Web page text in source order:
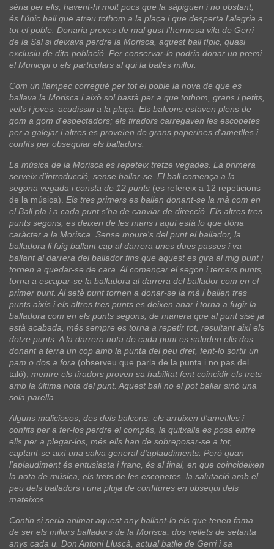
sèria per ells, havent-hi molt pocs que la sàpiguen i no obstant,
és l'únic ball que atreu tothom a la plaça i que desperta l'alegria a
tot el poble. Donaria proves de mal gust l'hermosa vila de Gerri
de la Sal si deixava perdre la Morisca, aquest ball típic, quasi
exclusiu de dita població. Per conservar-lo podria donar un premi
el Municipi o els particulars al qui la ballés millor.
Com un llampec corregué per tot el poble la nova de que es
ballava la Morisca i això sol bastà per a que tothom, grans i petits,
vells i joves, acudissin a la plaça. Els balcons estaven plens de
gom a gom d'espectadors; els tiradors carregaven les escopetes
per a galejar i altres es proveïen de grans paperines d'ametlles i
confits per obsequiar els balladors.
La música de la Morisca es repeteix tretze vegades. La primera
serveix d'introducció, sense ballar-se. El ball comença a la
segona vegada i consta de 12 punts (es refereix a 12 repeticions
de la música). Els tres primers es ballen donant-se la mà com en
el Ball pla i a cada punt s'ha de canviar de direcció. Els altres tres
punts segons, es deixen de les mans i aquí està lo que dóna
caràcter a la Morisca. Sense moure's del punt el ballador, la
balladora li fuig ballant cap al darrera unes dues passes i va
ballant al darrera del ballador fins que aquest es gira al mig punt i
tornen a quedar-se de cara. Al començar el segon i tercers punts,
torna a escapar-se la balladora al darrera del ballador com en el
primer punt. Al setè punt tornen a donar-se la mà i ballen tres
punts aixís i els altres tres punts es deixen anar i torna a fugir la
balladora com en els punts segons, de manera que al punt sisé ja
està acabada, més sempre es torna a repetir tot, resultant així els
dotze punts. A la darrera nota de cada punt es saluden ells dos,
donant a terra un cop amb la punta del peu dret, fent-lo sortir un
pam o dos a fora (observeu que parla de la punta i no pas del
taló), mentre els tiradors proven sa habilitat fent coincidir els trets
amb la última nota del punt. Aquest ball no el pot ballar sinó una
sola parella.
Alguns maliciosos, des dels balcons, els arruixen d'ametlles i
confits per a fer-los perdre el compàs, la quitxalla es posa entre
ells per a plegar-los, més ells han de sobreposar-se a tot,
captant-se així una salva general d'aplaudiments. Però quan
l'aplaudiment és entusiasta i franc, és al final, en que coincideixen
la nota de música, els trets de les escopetes, la salutació amb el
peu dels balladors i una pluja de confitures en obsequi dels
mateixos.
Contin si seria animat aquest any ballant-lo els que tenen fama
de ser els millors balladors de la Morisca, dos vellets de setanta
anys cada u. Don Antoni Lluscà, actual batlle de Gerri i sa